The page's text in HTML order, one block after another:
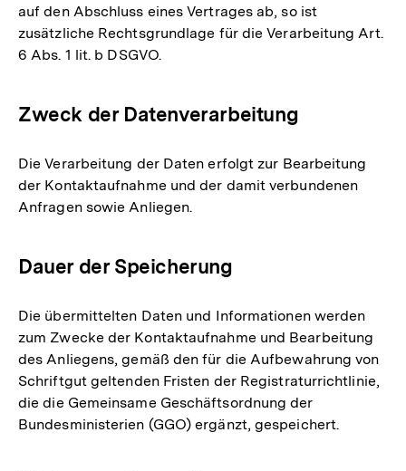
auf den Abschluss eines Vertrages ab, so ist
zusätzliche Rechtsgrundlage für die Verarbeitung Art.
6 Abs. 1 lit. b DSGVO.
Zweck der Datenverarbeitung
Die Verarbeitung der Daten erfolgt zur Bearbeitung
der Kontaktaufnahme und der damit verbundenen
Anfragen sowie Anliegen.
Dauer der Speicherung
Die übermittelten Daten und Informationen werden
zum Zwecke der Kontaktaufnahme und Bearbeitung
des Anliegens, gemäß den für die Aufbewahrung von
Schriftgut geltenden Fristen der Registraturrichtlinie,
die die Gemeinsame Geschäftsordnung der
Bundesministerien (GGO) ergänzt, gespeichert.